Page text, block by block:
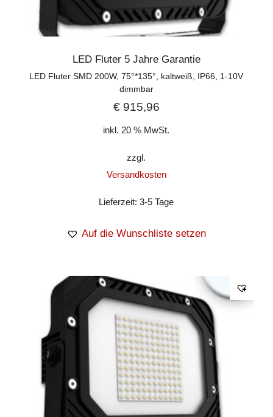
LED Fluter 5 Jahre Garantie
LED Fluter SMD 200W, 75°*135°, kaltweiß, IP66, 1-10V
dimmbar
€915,96
inkl. 20 % MwSt.
zzgl.
Versandkosten
Lieferzeit:3-5 Tage
Auf die Wunschliste setzen